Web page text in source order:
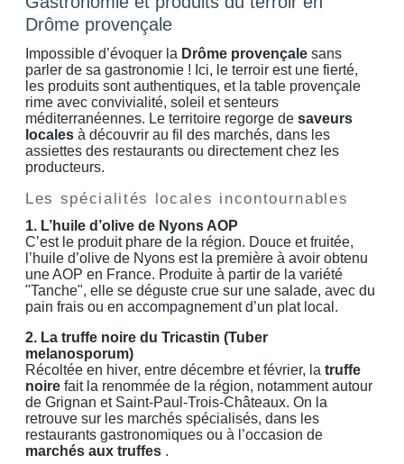
Drôme provençale
Impossible d’évoquer la Drôme provençalesans
parler de sa gastronomie ! Ici, le terroir est une fierté,
les produits sont authentiques, et la table provençale
rime avec convivialité, soleil et senteurs
méditerranéennes. Le territoire regorge de saveurs
locales à découvrir au fil des marchés, dans les
assiettes des restaurants ou directement chez les
producteurs.
Les spécialités locales incontournables
1. L’huile d’olive de Nyons AOP
C’est le produit phare de la région. Douce et fruitée,
l’huile d’olive de Nyons est la première à avoir obtenu
une AOP en France. Produite à partir de la variété
"Tanche", elle se déguste crue sur une salade, avec du
pain frais ou en accompagnement d’un plat local.
2. La truffe noire du Tricastin (Tuber
melanosporum)
Récoltée en hiver, entre décembre et février, la truffe
noire fait la renommée de la région, notamment autour
de Grignan et Saint-Paul-Trois-Châteaux. On la
retrouve sur les marchés spécialisés, dans les
restaurants gastronomiques ou à l’occasion de
marchés aux truffes .